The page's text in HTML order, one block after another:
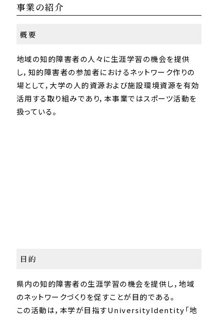
事業の紹介
概要
地域の知的障害者の人々に生涯学習の機会を提供
し，知的障害者の参加者におけるネットワーク作りの
場として，大学の人的資源および施設環境資源を有効
活用する取り組みであり，本事業ではスポーツ活動を
扱っている。
目的
県内の知的障害者の生涯学習の機会を提供し，地域
のネットワークづくりを促すことが目的である。
この活動は，本学が目指すUniversityIdentity「地